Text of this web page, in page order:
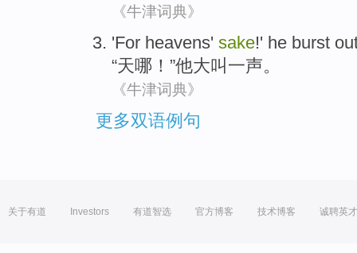
《牛津词典》
'For heavens' sake!' he burst
“天哪！”他大叫一声。
《牛津词典》
更多双语例句
关于有道 Investors 有道智选 官方博客 技术博客 诚聘英才